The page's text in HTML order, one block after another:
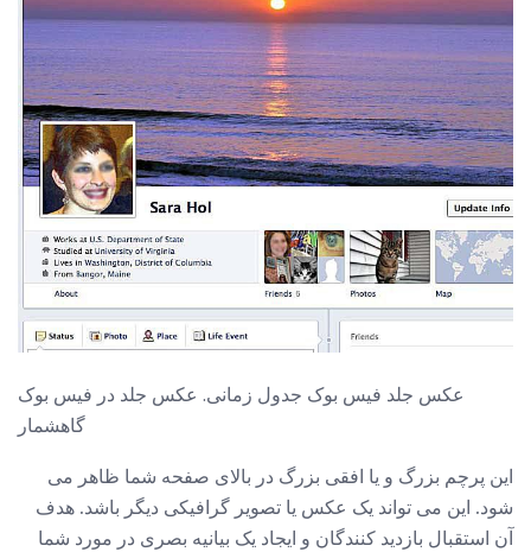
عکس جلد فیس بوک جدول زمانی. عکس جلد در فیس بوک
گاهشمار
این پرچم بزرگ و یا افقی بزرگ در بالای صفحه شما ظاهر می
شود. این می تواند یک عکس یا تصویر گرافیکی دیگر باشد. هدف
آن استقبال بازدید کنندگان و ایجاد یک بیانیه بصری در مورد شما